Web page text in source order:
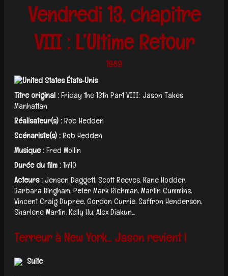
Vendredi 13, chapitre
VIII : L’Ultime Retour
1989
États‑Unis
Titre original :Friday the 13th Part VIII: Jason Takes
Manhattan
Réalisateur(s) :Rob Hedden
Scénariste(s) :Rob Hedden
Musique :Fred Mollin
Durée du film :1h40
Acteurs :Jensen Daggett, Scott Reeves, Kane Hodder,
Barbara Bingham, Peter Mark Richman, Martin Cummins,
Vincent Craig Dupree, Gordon Currie, Saffron Henderson,
Sharlene Martin, Kelly Hu, Alex Diakun...
Terreur à New York... Jason revient !
Suite